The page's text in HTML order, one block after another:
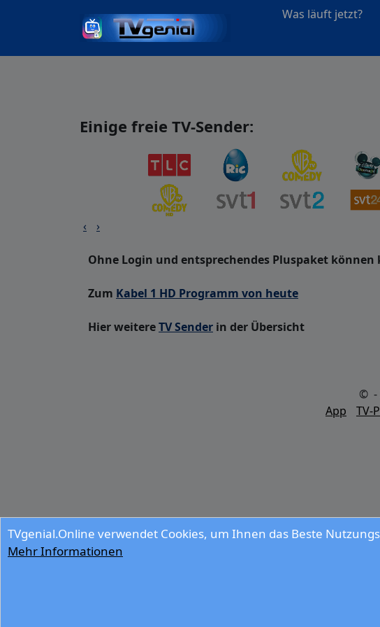
Was läuft jetzt?
TVgenial.Online verwendet Cookies, um Ihnen das Beste
Mehr Informationen
Einige freie TV-Sender:
‹ ›
Ohne Login und entsprechendes Pluspaket
Zum Kabel 1 HD Programm von heute
Hier weitereTV Sender in der Übersicht
© -
App
TV-